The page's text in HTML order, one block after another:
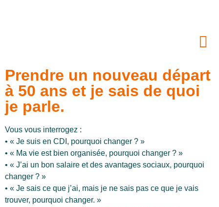
Prendre un nouveau départ
à 50 ans et je sais de quoi
je parle.
Vous vous interrogez :
• « Je suis en CDI, pourquoi changer ? »
• « Ma vie est bien organisée, pourquoi changer ? »
• « J’ai un bon salaire et des avantages sociaux, pourquoi
changer ? »
• « Je sais ce que j’ai, mais je ne sais pas ce que je vais
trouver, pourquoi changer. »